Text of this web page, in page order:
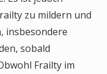
zu mildern und
insbesondere
sobald
Frailty im